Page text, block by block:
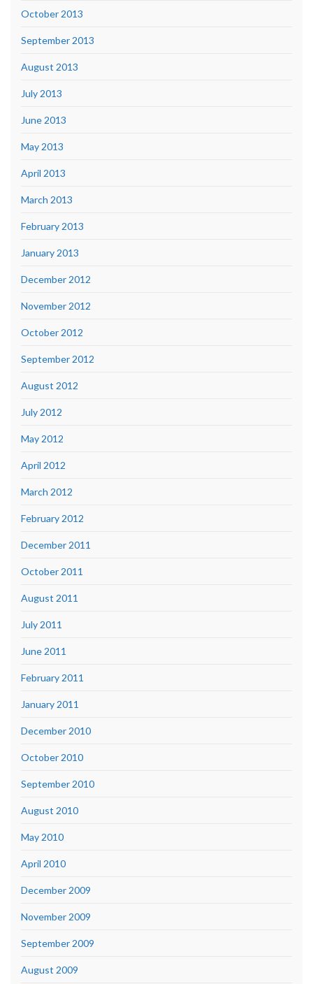
October 2013
September 2013
August 2013
July 2013
June 2013
May 2013
April 2013
March 2013
February 2013
January 2013
December 2012
November 2012
October 2012
September 2012
August 2012
July 2012
May 2012
April 2012
March 2012
February 2012
December 2011
October 2011
August 2011
July 2011
June 2011
February 2011
January 2011
December 2010
October 2010
September 2010
August 2010
May 2010
April 2010
December 2009
November 2009
September 2009
August 2009